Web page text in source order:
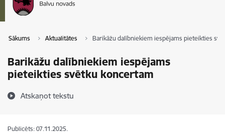
Sākums Aktualitātes Barikāžu dalībniekiem iespējams pieteikties
Barikāžu dalībniekiem iespējams
pieteikties svētku koncertam
Atskaņot tekstu
Publicēts: 07.11.2025.